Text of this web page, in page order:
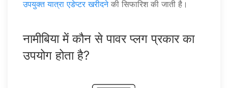
उपयुक्त यात्रा एडेप्टर खरीदनेकी सिफारिश की जाती है।
नामीबिया में कौन से पावर प्लग प्रकार का
उपयोग होता है?